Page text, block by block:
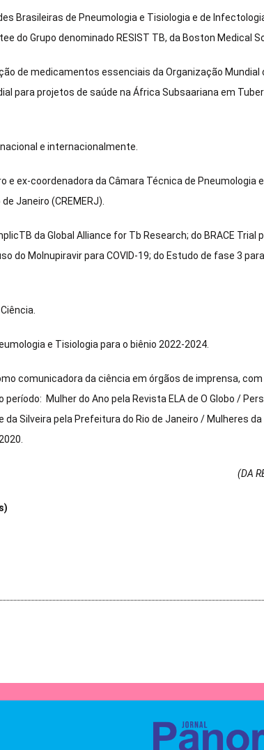
Brasileiras de Pneumologia e Tisiologia e de
do Grupo denominado RESIST TB, da Boston Medical
de medicamentos essenciais da Organização Mundial
para projetos de saúde na África Subsaariana em
e internacionalmente.
e ex-coordenadora da Câmara Técnica de Pneumologia
Janeiro (CREMERJ).
da Global Alliance for Tb Research; do BRACE Trial
do Molnupiravir para COVID-19; do Estudo de fase 3
e Tisiologia para o biênio 2022-2024.
comunicadora da ciência em órgãos de imprensa,
Mulher do Ano pela Revista ELA de O Globo /
da Silveira pela Prefeitura do Rio de Janeiro / Mulheres
(DA